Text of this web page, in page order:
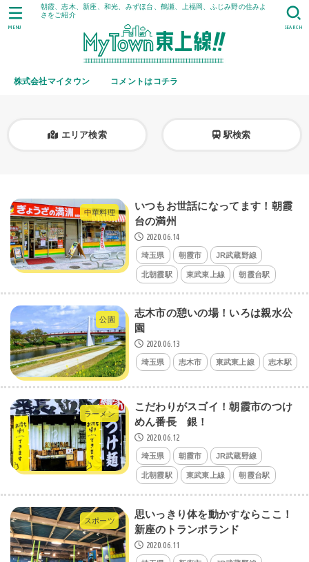
朝霞、志木、新座、和光、みずほ台、鶴瀬、上福岡、ふじみ野の住みよ
さをご紹介
株式会社マイタウン コメントはコチラ
SEARCH
MENU
エリア検索 駅検索
中華料理
いつもお世話になってます！朝霞
台の満州
2020.06.14
埼玉県 朝霞市 JR武蔵野線
北朝霞駅 東武東上線 朝霞台駅
公園
志木市の憩いの場！いろは親水公
園
2020.06.13
埼玉県 志木市 東武東上線 志木駅
ラーメン
こだわりがスゴイ！朝霞市のつけ
めん番長 銀！
2020.06.12
埼玉県 朝霞市 JR武蔵野線
北朝霞駅 東武東上線 朝霞台駅
スポーツ
思いっきり体を動かすならここ！
新座のトランポランド
2020.06.11